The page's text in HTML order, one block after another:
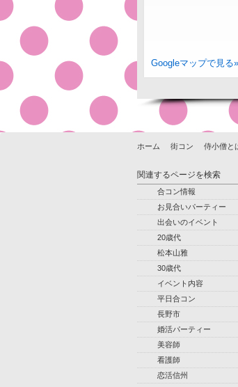
Googleマップで見る»
ホーム 街コン 侍小僧と
関連するページを検索
合コン情報
お見合いパーティー
出会いのイベント
20歳代
松本山雅
30歳代
イベント内容
平日合コン
長野市
婚活パーティー
美容師
看護師
恋活信州